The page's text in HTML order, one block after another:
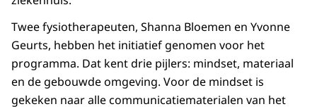
Twee fysiotherapeuten, Shanna Bloemen en Yvonne
Geurts, hebben het initiatief genomen voor het
programma. Dat kent drie pijlers: mindset, materiaal
en de gebouwde omgeving. Voor de mindset is
gekeken naar alle communicatiematerialen van het